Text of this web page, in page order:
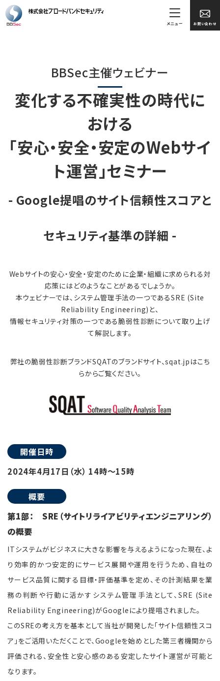
お問い合わせ
メニュー
BBSec主催ウェビナー
変化する不確実性の時代に
おける
「安心・安全・安定のWebサイ
ト運営」セミナー
- Google提唱のサイト信頼性スコアと
セキュリティ基準の詳細 -
Webサイトの安心・安全・安定のために企業・組織に求められる対
応策にはどのようなことがあるでしょうか。
本ウェビナーでは、システム管理手法の一つであるSRE (Site
Reliability Engineering)と、
情報セキュリティ対策の一つである脆弱性診断について取り上げ
て解説します。
弊社の脆弱性診断ブランドSQATのブランドサイト、sqat.jpはこち
らからご覧ください。
開催日時
2024年4月17日（水） 14時～15時
概要
第1部： SRE（サイトリライアビリティエンジニアリング）
の概要
ITシステムがビジネスに大きな影響を与えるようになった現在、よ
り効率的かつ安定的にサービス展開や運用を行うため、自社の
サービス品質に関する目標・評価基準を定め、その計測結果を業
務の判断や行動に活かすシステム管理手法として、SRE (Site
Reliability Engineering)がGoogleにより提唱されました。
このSREの考え方を基本として当社が開発した「サイト信頼性スコ
ア」をご活用いただく ことで、Googleを始めとした第三者機関から
評価される、安全性と安心感のある安定したサイト運営が可能と
なります。